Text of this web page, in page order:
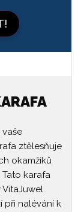
ztělesňuje
okamžiků
karafa
při nalévání k